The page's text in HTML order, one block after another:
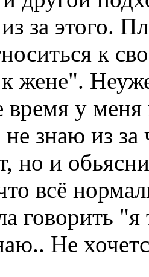
за этого.
к
жене".
время у меня
знаю из
но и
всё
говорить
Не